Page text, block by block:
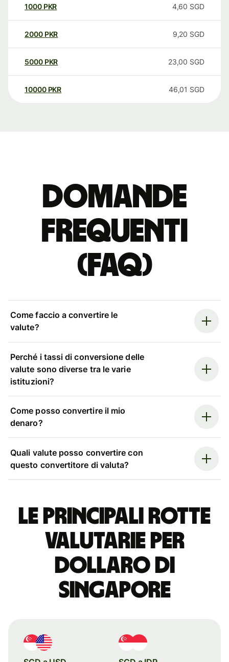
1000 PKR 4,60 SGD
2000 PKR 9,20 SGD
5000 PKR 23,00 SGD
10000 PKR 46,01 SGD
Domande
Frequenti
(FAQ)
Come faccio a convertire le
valute?
Perché i tassi di conversione delle
valute sono diverse tra le varie
istituzioni?
Come posso convertire il mio
denaro?
Quali valute posso convertire con
questo convertitore di valuta?
Le principali rotte
valutarie per
dollaro di
Singapore